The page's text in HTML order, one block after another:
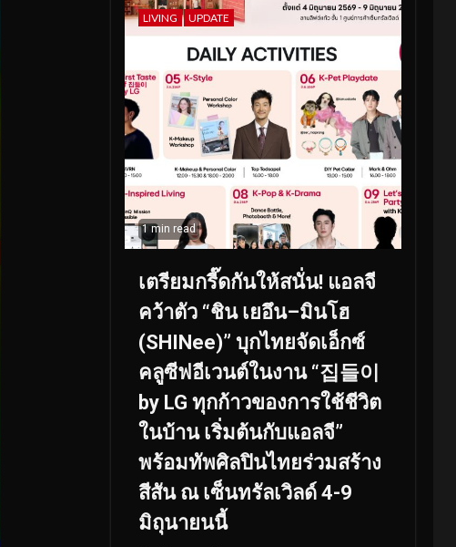
LIVING UPDATE
1 min read
เตรียมกรี๊ดกันให้สนั่น! แอลจี
คว้าตัว “ชิน เยอึน–มินโฮ
(SHINee)” บุกไทยจัดเอ็กซ์
คลูซีฟอีเวนต์ในงาน “집들이
by LG ทุกก้าวของการใช้ชีวิต
ในบ้าน เริ่มต้นกับแอลจี”
พร้อมทัพศิลปินไทยร่วมสร้าง
สีสัน ณ เซ็นทรัลเวิลด์ 4-9
มิถุนายนนี้